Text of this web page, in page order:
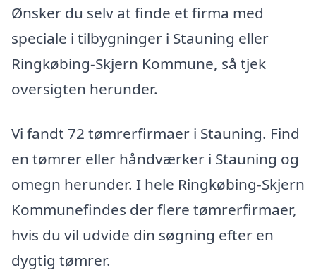
Ønsker du selv at finde et firma med
speciale i tilbygninger i Stauning eller
Ringkøbing-Skjern Kommune, så tjek
oversigten herunder.
Vi fandt 72 tømrerfirmaer i Stauning. Find
en tømrer eller håndværker i Stauning og
omegn herunder. I hele Ringkøbing-Skjern
Kommunefindes der flere tømrerfirmaer,
hvis du vil udvide din søgning efter en
dygtig tømrer.